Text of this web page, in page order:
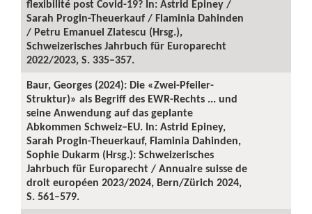
flexibilité post Covid-19? In: Astrid Epiney /
Sarah Progin-Theuerkauf / Flaminia Dahinden
/ Petru Emanuel Zlatescu (Hrsg.),
Schweizerisches Jahrbuch für Europarecht
2022/2023, S. 335–357.
Baur, Georges (2024): Die «Zwei-Pfeiler-
Struktur)» als Begriff des EWR-Rechts ... und
seine Anwendung auf das geplante
Abkommen Schweiz–EU. In: Astrid Epiney,
Sarah Progin-Theuerkauf, Flaminia Dahinden,
Sophie Dukarm (Hrsg.): Schweizerisches
Jahrbuch für Europarecht / Annuaire suisse de
droit européen 2023/2024, Bern/Zürich 2024,
S. 561–579.